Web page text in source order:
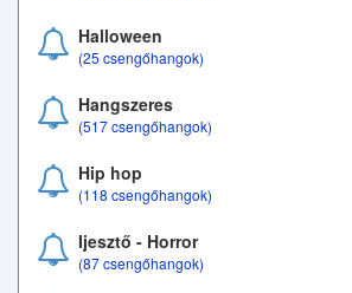
Halloween
(25 csengőhangok)
Hangszeres
(517 csengőhangok)
Hip hop
(118 csengőhangok)
Ijesztő - Horror
(87 csengőhangok)